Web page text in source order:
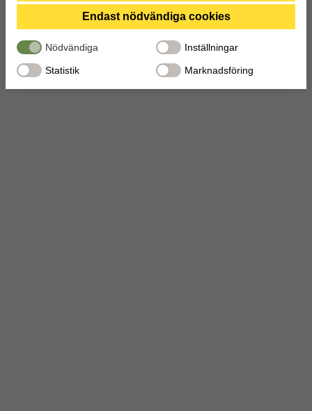
nedan bekräftar du att du samtycker till att data överförs till tredje land.
Endast nödvändiga cookies
Nödvändiga Inställningar
Statistik Marknadsföring